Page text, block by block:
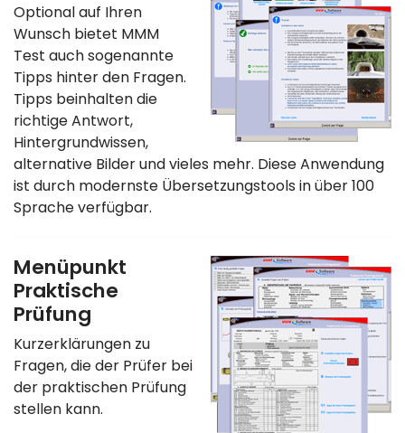
Optional auf Ihren
Wunsch bietet MMM
Test auch sogenannte
Tipps hinter den Fragen.
Tipps beinhalten die
richtige Antwort,
Hintergrundwissen,
alternative Bilder und vieles mehr. Diese Anwendung
ist durch modernste Übersetzungstools in über 100
Sprache verfügbar.
Menüpunkt
Praktische
Prüfung
Kurzerklärungen zu
Fragen, die der Prüfer bei
der praktischen Prüfung
stellen kann.